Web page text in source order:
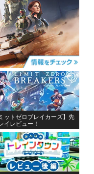
ットゼロブレイカーズ】先
イレビュー！